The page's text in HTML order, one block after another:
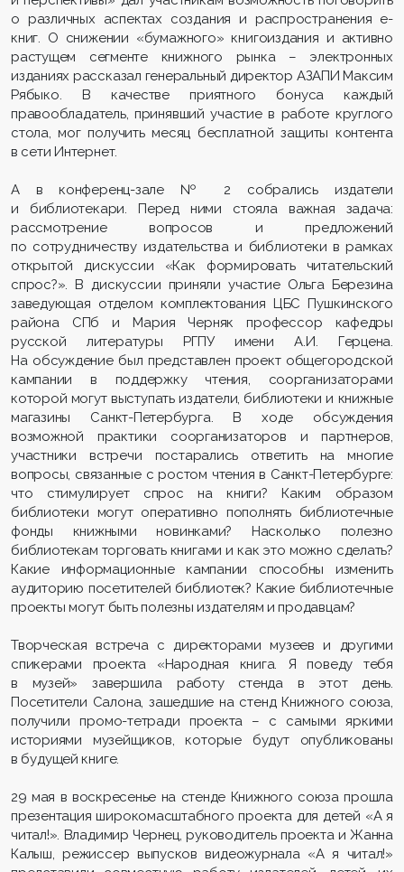
о различных аспектах создания и распространения е-
книг. О снижении «бумажного» книгоиздания и активно
растущем сегменте книжного рынка – электронных
изданиях рассказал генеральный директор АЗАПИ Максим
Рябыко. В качестве приятного бонуса каждый
правообладатель, принявший участие в работе круглого
стола, мог получить месяц бесплатной защиты контента
в сети Интернет.
А в конференц-зале № 2 собрались издатели
и библиотекари. Перед ними стояла важная задача:
рассмотрение вопросов и предложений
по сотрудничеству издательства и библиотеки в рамках
открытой дискуссии «Как формировать читательский
спрос?». В дискуссии приняли участие Ольга Березина
заведующая отделом комплектования ЦБС Пушкинского
района СПб и Мария Черняк профессор кафедры
русской литературы РГПУ имени А.И. Герцена.
На обсуждение был представлен проект общегородской
кампании в поддержку чтения, соорганизаторами
которой могут выступать издатели, библиотеки и книжные
магазины Санкт-Петербурга. В ходе обсуждения
возможной практики соорганизаторов и партнеров,
участники встречи постарались ответить на многие
вопросы, связанные с ростом чтения в Санкт-Петербурге:
что стимулирует спрос на книги? Каким образом
библиотеки могут оперативно пополнять библиотечные
фонды книжными новинками? Насколько полезно
библиотекам торговать книгами и как это можно сделать?
Какие информационные кампании способны изменить
аудиторию посетителей библиотек? Какие библиотечные
проекты могут быть полезны издателям и продавцам?
Творческая встреча с директорами музеев и другими
спикерами проекта «Народная книга. Я поведу тебя
в музей» завершила работу стенда в этот день.
Посетители Салона, зашедшие на стенд Книжного союза,
получили промо-тетради проекта – с самыми яркими
историями музейщиков, которые будут опубликованы
в будущей книге.
29 мая в воскресенье на стенде Книжного союза прошла
презентация широкомасштабного проекта для детей «А я
читал!». Владимир Чернец, руководитель проекта и Жанна
Калыш, режиссер выпусков видеожурнала «А я читал!»